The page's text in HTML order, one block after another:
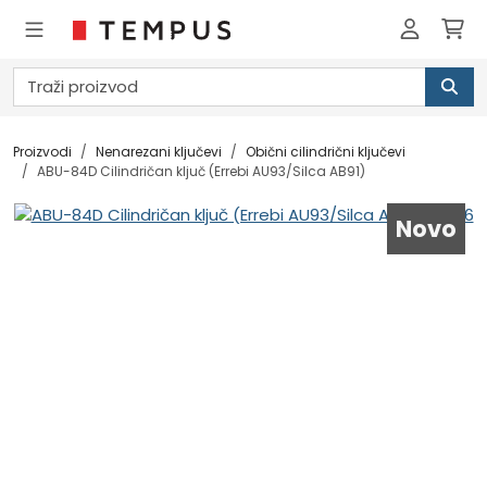
Proizvodi Nenarezani ključevi
Obični cilindrični ključevi
ABU-84D Cilindričan ključ (Errebi AU93/Silca AB91)
Novo